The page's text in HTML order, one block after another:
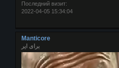
Последний визит:
2022-04-05 15:34:04
Manticore
برای ایر